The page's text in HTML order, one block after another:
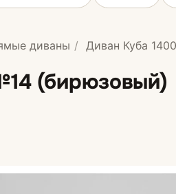
диваны Диван Куба
(бирюзовый)